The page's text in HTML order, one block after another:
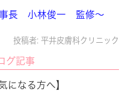
長 小林俊一 監修～
投稿者: 平井皮膚科クリニック
グ記事
になる方へ】